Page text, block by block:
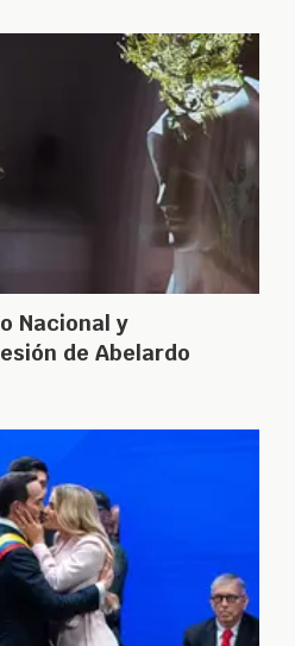
Nacional y
de Abelardo